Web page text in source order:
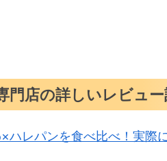
門店の詳しいレビュ
ハレパンを食べ比べ！実際